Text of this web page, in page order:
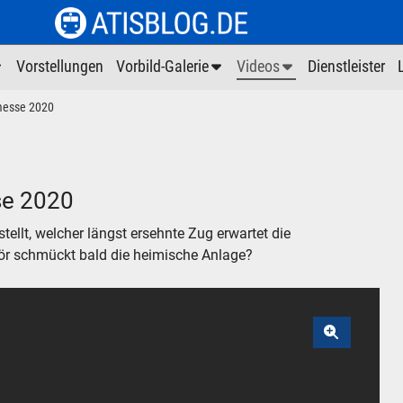
Vorstellungen Vorbild-Galerie Videos Dienstleister
2020
2020
welcher längst ersehnte Zug erwartet die
schmückt bald die heimische Anlage?